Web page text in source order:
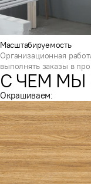
Масштабируемость
Организационная
выполнять заказы в
С ЧЕМ МЫ
Окрашиваем: